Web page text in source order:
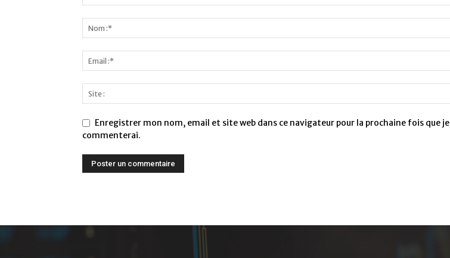
Enregistrer mon nom, email et site web dans ce navigateur pour la prochaine fois que je
commenterai.